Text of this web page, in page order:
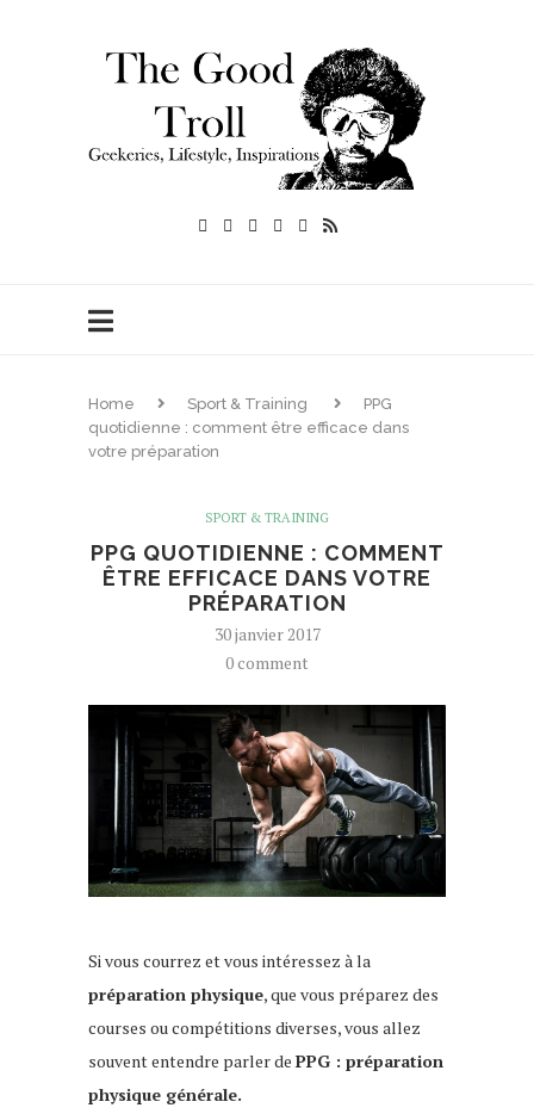
Home Sport & Training
PPG
quotidienne : comment être efficace dans
votre préparation
SPORT & TRAINING
PPG QUOTIDIENNE : COMMENT
ÊTRE EFFICACE DANS VOTRE
PRÉPARATION
30 janvier 2017
0 comment
Si vous courrez et vous intéressez à la
préparation physique, que vous préparez des
courses ou compétitions diverses, vous allez
souvent entendre parler de PPG : préparation
physique générale.